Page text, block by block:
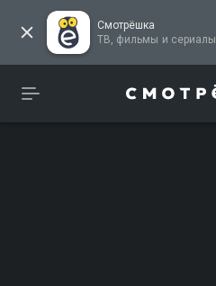
Смотрёшка
ТВ, фильмы и сериалы